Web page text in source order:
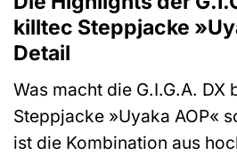
killtec Steppjacke
Detail
Was macht die G.I.G.A. DX
Steppjacke »Uyaka AOP«
ist die Kombination aus